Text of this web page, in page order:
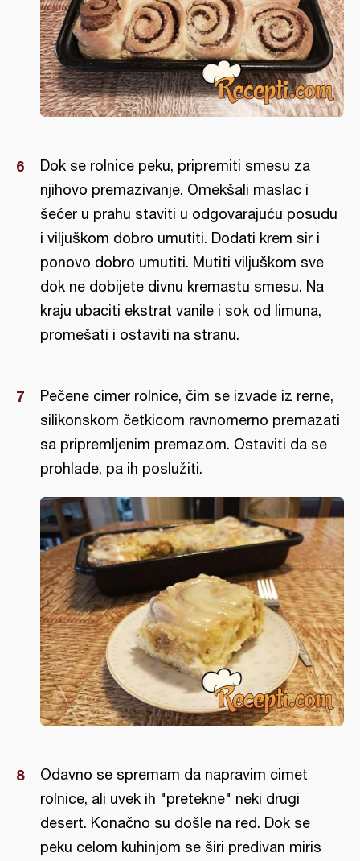
Dok se rolnice peku, pripremiti smesu za
njihovo premazivanje. Omekšali maslac i
šećer u prahu staviti u odgovarajuću posudu
i viljuškom dobro umutiti. Dodati krem sir i
ponovo dobro umutiti. Mutiti viljuškom sve
dok ne dobijete divnu kremastu smesu. Na
kraju ubaciti ekstrat vanile i sok od limuna,
promešati i ostaviti na stranu.
Pečene cimer rolnice, čim se izvade iz rerne,
silikonskom četkicom ravnomerno premazati
sa pripremljenim premazom. Ostaviti da se
prohlade, pa ih poslužiti.
Odavno se spremam da napravim cimet
rolnice, ali uvek ih "pretekne" neki drugi
desert. Konačno su došle na red. Dok se
peku celom kuhinjom se širi predivan miris